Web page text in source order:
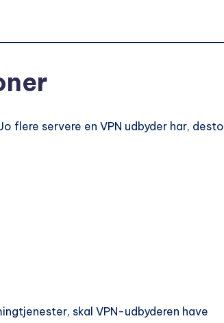
flere servere en VPN udbyder har, desto
skal VPN-udbyderen have